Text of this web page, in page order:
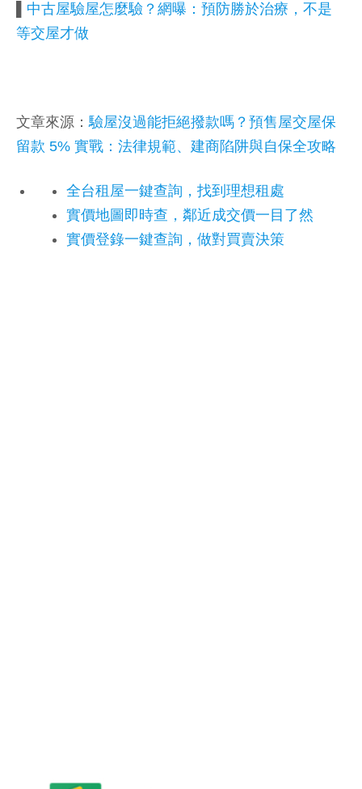
中古屋驗屋怎麼驗？網曝：預防勝於治療，不是
等交屋才做
文章來源：驗屋沒過能拒絕撥款嗎？預售屋交屋保
留款 5% 實戰：法律規範、建商陷阱與自保全攻略
全台租屋一鍵查詢，找到理想租處
實價地圖即時查，鄰近成交價一目了然
實價登錄一鍵查詢，做對買賣決策